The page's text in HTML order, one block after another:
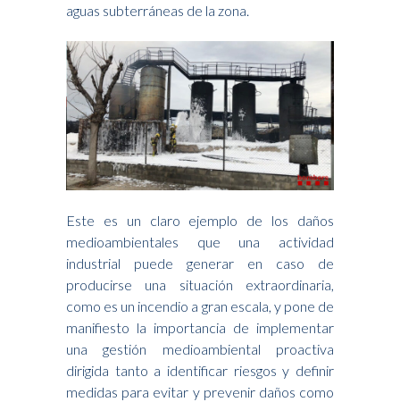
aguas subterráneas de la zona.
Este es un claro ejemplo de los daños
medioambientales que una actividad
industrial puede generar en caso de
producirse una situación extraordinaria,
como es un incendio a gran escala, y pone de
manifiesto la importancia de implementar
una gestión medioambiental proactiva
dirigida tanto a identificar riesgos y definir
medidas para evitar y prevenir daños como